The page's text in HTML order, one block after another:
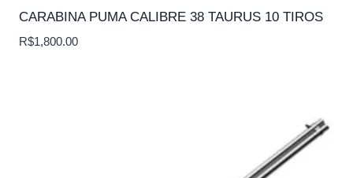
CARABINA PUMA CALIBRE 38 TAURUS 10 TIROS
R$1,800.00